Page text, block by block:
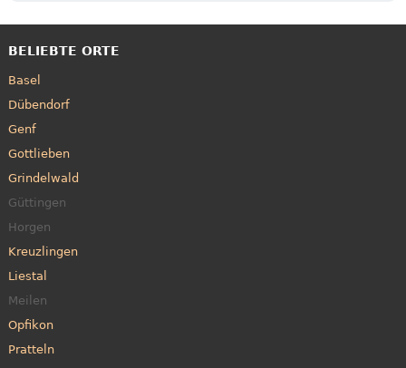
BELIEBTE ORTE
Basel
Dübendorf
Genf
Gottlieben
Grindelwald
Güttingen
Horgen
Kreuzlingen
Liestal
Meilen
Opfikon
Pratteln